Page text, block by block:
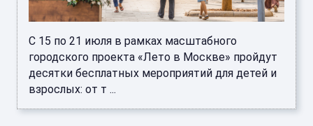
С 15 по 21 июля в рамках масштабного
городского проекта «Лето в Москве» пройдут
десятки бесплатных мероприятий для детей и
взрослых: от т ...